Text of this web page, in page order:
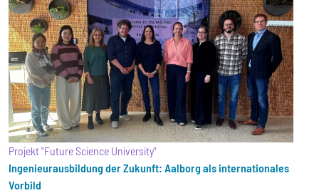
Projekt "Future Science University"
Ingenieurausbildung der Zukunft: Aalborg als internationales
Vorbild